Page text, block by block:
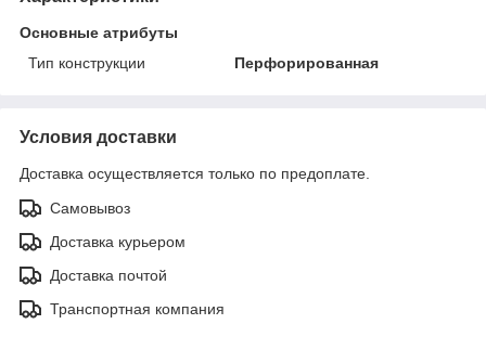
Основные атрибуты
Тип конструкции
Перфорированная
Условия доставки
Доставка осуществляется только по предоплате.
Самовывоз
Доставка курьером
Доставка почтой
Транспортная компания